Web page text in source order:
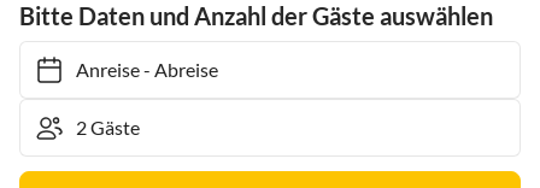
Bitte Daten und Anzahl der Gäste auswählen
Anreise- Abreise